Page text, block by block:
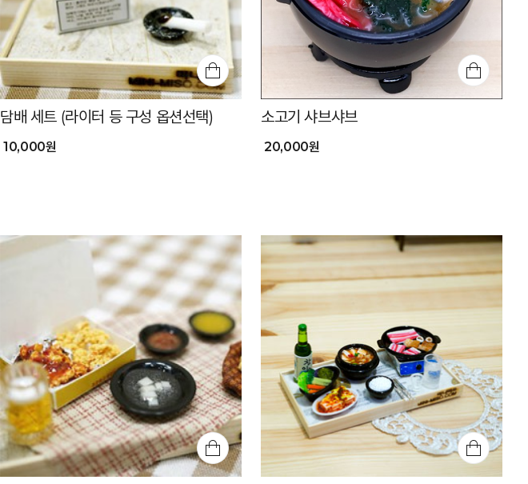
담배 세트 (라이터 등 구성 옵션선택)
10,000원
소고기 샤브샤브
20,000원